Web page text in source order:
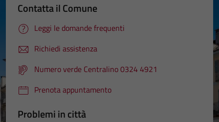
Contatta il Comune
Leggi le domande frequenti
Richiedi assistenza
Numero verde Centralino 0324 4921
Prenota appuntamento
Problemi in città
Questi cookie